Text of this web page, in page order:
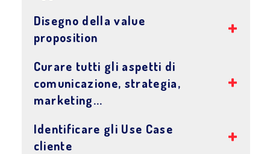
Disegno della value
proposition
Curare tutti gli aspetti di
comunicazione, strategia,
marketing...
Identificare gli Use Case
cliente